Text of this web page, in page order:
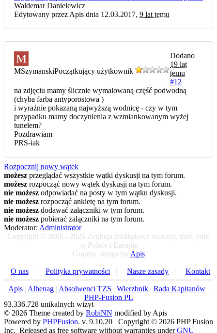
Waldemar Danielewicz
Edytowany przez Apis dnia 12.03.2017, 9 lat temu
M
MSzymanskiPoczątkujący użytkownik
Dodano
19 lat
temu
#12
na zdjęciu mamy ślicznie wymalowaną część podwodną
(chyba farba antyporostowa )
i wyraźnie pokazaną najwyższą wodnicę - czy w tym
przypadku mamy doczynienia z wzmiankowanym wyżej
tunelem?
Pozdrawiam
PRS-iak
Rozpocznij nowy wątek
możesz przeglądać wszystkie wątki dyskusji na tym forum.
możesz rozpocząć nowy wątek dyskusji na tym forum.
nie możesz odpowiadać na posty w tym wątku dyskusji.
nie możesz rozpocząć ankietę na tym forum.
nie możesz dodawać załączniki w tym forum.
nie możesz pobierać załączniki na tym forum.
Moderator: Administrator
Copyright © 2006 - 2026 Żegluga śródlądowa wczoraj, dziś, jutro
w Polsce i Europie
Graphic design by Apis
O nas | Polityka prywatności | Nasze zasady | Kontakt
Apis | Alhenag | Absolwenci TZS | Wierzbnik | Rada Kapitanów |
PHP-Fusion PL
93.336.728 unikalnych wizyt
© 2026 Theme created by RobiNN modified by Apis
Powered by PHPFusion. v. 9.10.20 Copyright © 2026 PHP Fusion
Inc. Released as free software without warranties underGNU